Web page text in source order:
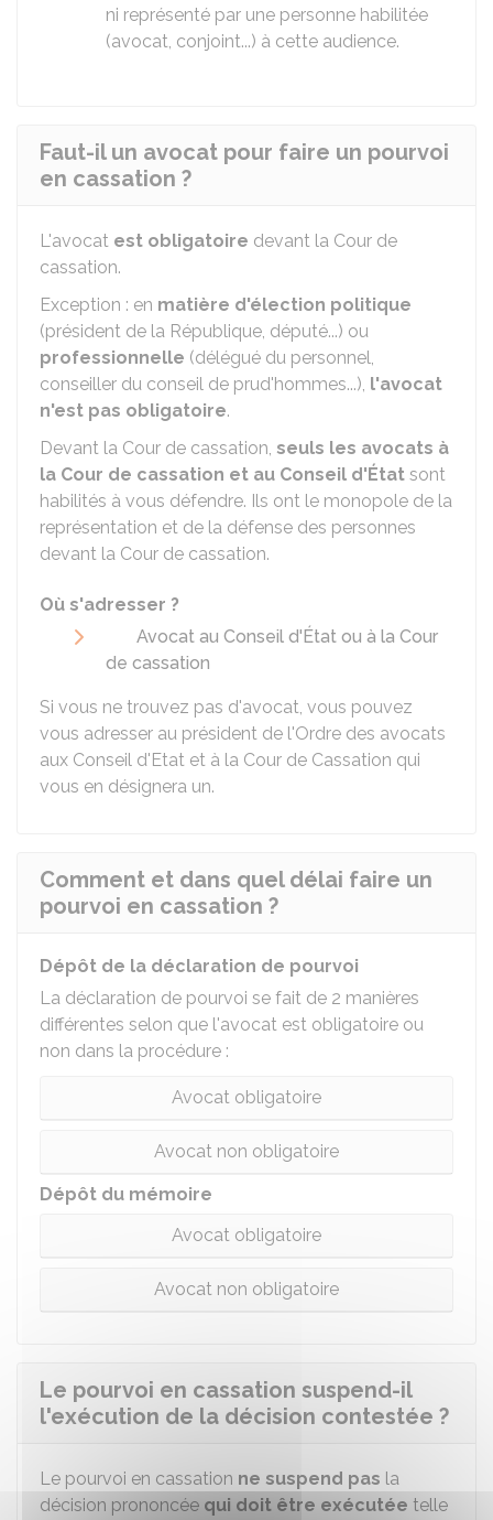
ni représenté par une personne habilitée
(avocat, conjoint...) à cette audience.
Faut-il un avocat pour faire un pourvoi
en cassation ?
L'avocat est obligatoire devant la Cour de
cassation.
Exception : en matière d'élection politique
(président de la République, député...) ou
professionnelle (délégué du personnel,
conseiller du conseil de prud'hommes...), l'avocat
n'est pas obligatoire.
Devant la Cour de cassation, seuls les avocats à
la Cour de cassation et au Conseil d'État sont
habilités à vous défendre. Ils ont le monopole de la
représentation et de la défense des personnes
devant la Cour de cassation.
Où s'adresser ?
Avocat au Conseil d'État ou à la Cour
de cassation
Si vous ne trouvez pas d'avocat, vous pouvez
vous adresser au président de l'Ordre des avocats
aux Conseil d'Etat et à la Cour de Cassation qui
vous en désignera un.
Comment et dans quel délai faire un
pourvoi en cassation ?
Dépôt de la déclaration de pourvoi
La déclaration de pourvoi se fait de 2 manières
différentes selon que l'avocat est obligatoire ou
non dans la procédure :
Avocat obligatoire
Avocat non obligatoire
Dépôt du mémoire
Avocat obligatoire
Avocat non obligatoire
Le pourvoi en cassation suspend-il
l'exécution de la décision contestée ?
Le pourvoi en cassation ne suspend pas la
décision prononcée qui doit être exécutée telle